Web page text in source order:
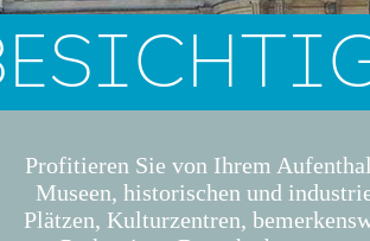
Profitieren Sie von Ihrem
Museen, historischen und
Plätzen, Kulturzentren,